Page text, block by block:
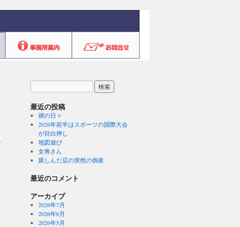
最近の投稿
禊の日々
2026年前半はスポーツの国際大会
が目白押し
地図遊び
女将さん
親しんだ店の突然の倒産
最近のコメント
アーカイブ
2026年7月
2026年6月
2026年5月